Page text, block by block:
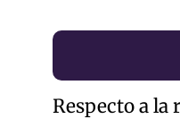
Respecto a la